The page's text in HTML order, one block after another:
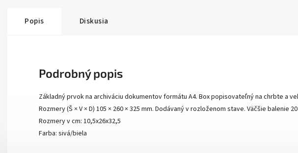
Popis Diskusia
Podrobný popis
Základný prvok na archiváciu dokumentov formátu A4. Box popisovateľný na chrbte a
Rozmery (Š × V × D) 105 × 260 × 325 mm. Dodávaný v rozloženom stave. Väčšie balenie
Rozmery v cm: 10,5x26x32,5
Farba: sivá/biela